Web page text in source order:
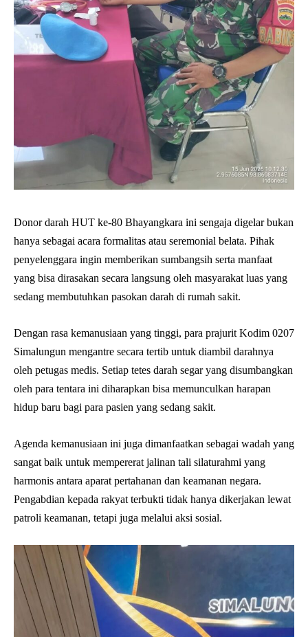
Donor darah HUT ke-80 Bhayangkara ini sengaja digelar bukan
hanya sebagai acara formalitas atau seremonial belata. Pihak
penyelenggara ingin memberikan sumbangsih serta manfaat
yang bisa dirasakan secara langsung oleh masyarakat luas yang
sedang membutuhkan pasokan darah di rumah sakit.
Dengan rasa kemanusiaan yang tinggi, para prajurit Kodim 0207
Simalungun mengantre secara tertib untuk diambil darahnya
oleh petugas medis. Setiap tetes darah segar yang disumbangkan
oleh para tentara ini diharapkan bisa memunculkan harapan
hidup baru bagi para pasien yang sedang sakit.
Agenda kemanusiaan ini juga dimanfaatkan sebagai wadah yang
sangat baik untuk mempererat jalinan tali silaturahmi yang
harmonis antara aparat pertahanan dan keamanan negara.
Pengabdian kepada rakyat terbukti tidak hanya dikerjakan lewat
patroli keamanan, tetapi juga melalui aksi sosial.